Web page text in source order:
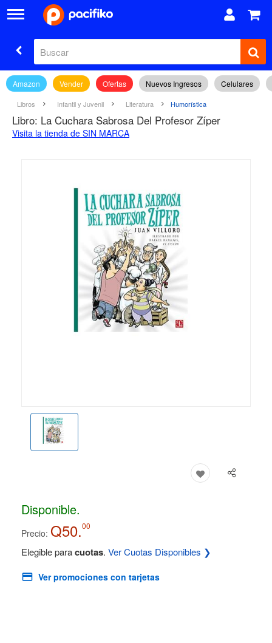
Amazon Vender Ofertas Nuevos Ingresos Celulares
Libros Infantil y Juvenil Literatura Humorística
Libro: La Cuchara Sabrosa Del Profesor Zíper
Visita la tienda de SIN MARCA
Disponible.
Precio: Q50.00
Elegible paracuotas. Ver Cuotas Disponibles ❯
Ver promociones con tarjetas